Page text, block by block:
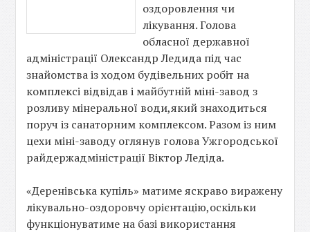
оздоровлення чи
лікування. Голова
обласної державної
адміністрації Олександр Ледида під час
знайомства із ходом будівельних робіт на
комплексі відвідав і майбутній міні-завод з
розливу мінеральної води,який знаходиться
поруч із санаторним комплексом. Разом із ним
цехи міні-заводу оглянув голова Ужгородської
райдержадміністрації Віктор Ледіда.
«Деренівська купіль» матиме яскраво виражену
лікувально-оздоровчу орієнтацію,оскільки
функціонуватиме на базі використання